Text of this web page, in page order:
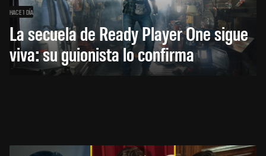
HACE 1 DÍA
La secuela de Ready Player One sigue
viva: su guionista lo confirma